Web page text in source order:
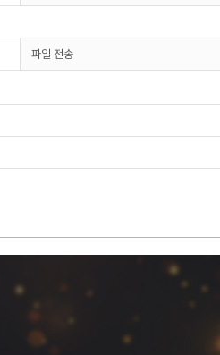
파일 전송